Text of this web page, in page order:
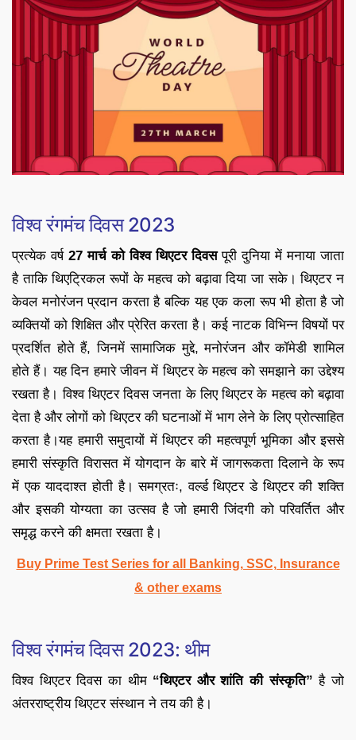
विश्व रंगमंच दिवस 2023
प्रत्येक वर्ष 27 मार्च को विश्व थिएटर दिवसपूरी दुनिया में मनाया जाता
है ताकि थिएट्रिकल रूपों के महत्व को बढ़ावा दिया जा सके। थिएटर न
केवल मनोरंजन प्रदान करता है बल्कि यह एक कला रूप भी होता है जो
व्यक्तियों को शिक्षित और प्रेरित करता है। कई नाटक विभिन्न विषयों पर
प्रदर्शित होते हैं, जिनमें सामाजिक मुद्दे, मनोरंजन और कॉमेडी शामिल
होते हैं। यह दिन हमारे जीवन में थिएटर के महत्व को समझाने का उद्देश्य
रखता है। विश्व थिएटर दिवस जनता के लिए थिएटर के महत्व को बढ़ावा
देता है और लोगों को थिएटर की घटनाओं में भाग लेने के लिए प्रोत्साहित
करता है।यह हमारी समुदायों में थिएटर की महत्वपूर्ण भूमिका और इससे
हमारी संस्कृति विरासत में योगदान के बारे में जागरूकता दिलाने के रूप
में एक याददाश्त होती है। समग्रतः, वर्ल्ड थिएटर डे थिएटर की शक्ति
और इसकी योग्यता का उत्सव है जो हमारी जिंदगी को परिवर्तित और
समृद्ध करने की क्षमता रखता है।
Buy Prime Test Series for all Banking, SSC, Insurance
& other exams
विश्व रंगमंच दिवस 2023: थीम
विश्व थिएटर दिवस का थीम“थिएटर और शांति की संस्कृति” है जो
अंतरराष्ट्रीय थिएटर संस्थान ने तय की है।